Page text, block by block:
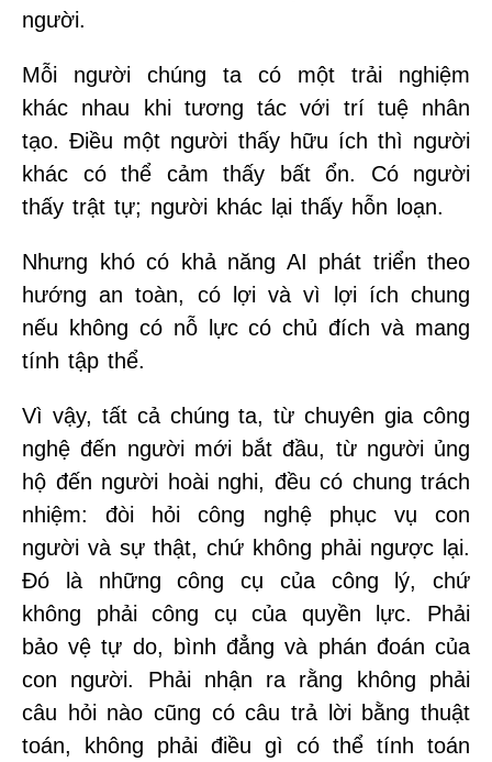
người.
Mỗi người chúng ta có một trải nghiệm
khác nhau khi tương tác với trí tuệ nhân
tạo. Điều một người thấy hữu ích thì người
khác có thể cảm thấy bất ổn. Có người
thấy trật tự; người khác lại thấy hỗn loạn.
Nhưng khó có khả năng AI phát triển theo
hướng an toàn, có lợi và vì lợi ích chung
nếu không có nỗ lực có chủ đích và mang
tính tập thể.
Vì vậy, tất cả chúng ta, từ chuyên gia công
nghệ đến người mới bắt đầu, từ người ủng
hộ đến người hoài nghi, đều có chung trách
nhiệm: đòi hỏi công nghệ phục vụ con
người và sự thật, chứ không phải ngược lại.
Đó là những công cụ của công lý, chứ
không phải công cụ của quyền lực. Phải
bảo vệ tự do, bình đẳng và phán đoán của
con người. Phải nhận ra rằng không phải
câu hỏi nào cũng có câu trả lời bằng thuật
toán, không phải điều gì có thể tính toán